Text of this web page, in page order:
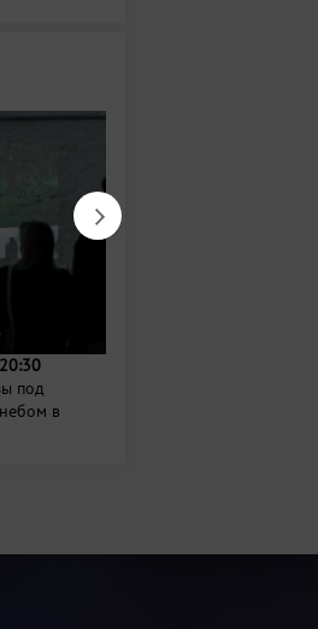
под
в